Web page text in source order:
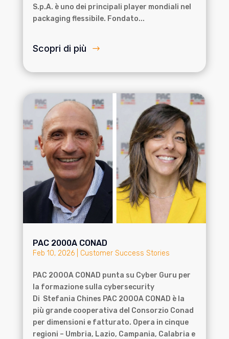
S.p.A. è uno dei principali player mondiali nel
packaging flessibile. Fondato...
Scopri di più
PAC 2000A CONAD
Feb 10, 2026| Customer Success Stories
PAC 2000A CONAD punta su Cyber Guru per
la formazione sulla cybersecurity
Di Stefania Chines PAC 2000A CONAD è la
più grande cooperativa del Consorzio Conad
per dimensioni e fatturato. Opera in cinque
regioni – Umbria, Lazio, Campania, Calabria e